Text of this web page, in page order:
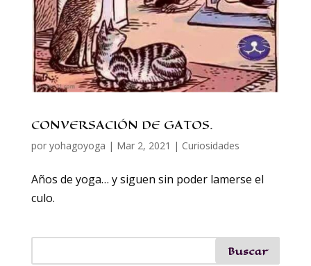
CONVERSACIÓN DE GATOS.
por yohagoyoga | Mar 2, 2021 | Curiosidades
Años de yoga… y siguen sin poder lamerse el
culo.